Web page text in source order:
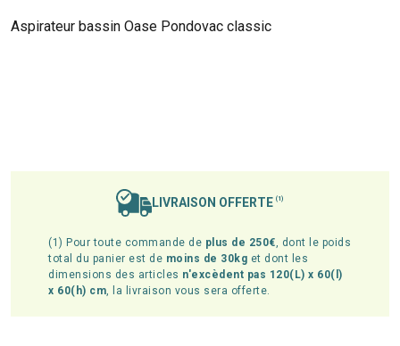
Aspirateur bassin Oase Pondovac classic
LIVRAISON OFFERTE (1)
(1) Pour toute commande de plus de 250€, dont le poids
total du panier est de moins de 30kg et dont les
dimensions des articles n'excèdent pas 120(L) x 60(l)
x 60(h) cm, la livraison vous sera offerte.